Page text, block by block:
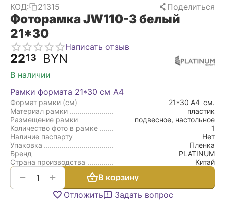
КОД: 21315 Поделиться
Фоторамка JW110-3 белый
21*30
Написать отзыв
2213 BYN
В наличии
Рамки формата 21*30 см А4
Формат рамки (см) 21*30 А4 см.
Материал рамки
пластик
Размещение рамки
подвесное, настольное
Количество фото в рамке
1
Наличие паспарту
Нет
Упаковка
Пленка
Бренд
PLATINUM
Страна производства
Китай
+
−
В корзину
Отложить
Задать вопрос